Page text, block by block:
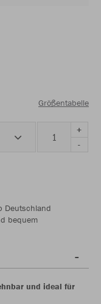
Größentabelle
+
-
Deutschland
bequem
und ideal für